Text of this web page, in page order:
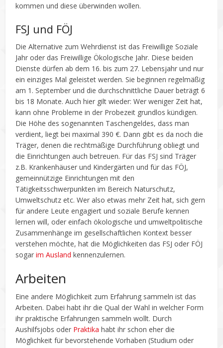
kommen und diese überwinden wollen.
FSJ und FÖJ
Die Alternative zum Wehrdienst ist das Freiwillige Soziale
Jahr oder das Freiwillige Ökologische Jahr. Diese beiden
Dienste dürfen ab dem 16. bis zum 27. Lebensjahr und nur
ein einziges Mal geleistet werden. Sie beginnen regelmäßig
am 1. September und die durchschnittliche Dauer beträgt 6
bis 18 Monate. Auch hier gilt wieder: Wer weniger Zeit hat,
kann ohne Probleme in der Probezeit grundlos kündigen.
Die Höhe des sogenannten Taschengeldes, dass man
verdient, liegt bei maximal 390 €. Dann gibt es da noch die
Träger, denen die rechtmäßige Durchführung obliegt und
die Einrichtungen auch betreuen. Für das FSJ sind Träger
z.B. Krankenhäuser und Kindergärten und für das FÖJ,
gemeinnützige Einrichtungen mit den
Tätigkeitsschwerpunkten im Bereich Naturschutz,
Umweltschutz etc. Wer also etwas mehr Zeit hat, sich gern
für andere Leute engagiert und soziale Berufe kennen
lernen will, oder einfach ökologische und umweltpolitische
Zusammenhänge im gesellschaftlichen Kontext besser
verstehen möchte, hat die Möglichkeiten das FSJ oder FÖJ
sogarim Ausland kennenzulernen.
Arbeiten
Eine andere Möglichkeit zum Erfahrung sammeln ist das
Arbeiten. Dabei habt ihr die Qual der Wahl in welcher Form
ihr praktische Erfahrungen sammeln wollt. Durch
Aushilfsjobs oder Praktika habt ihr schon eher die
Möglichkeit für bevorstehende Vorhaben (Studium oder